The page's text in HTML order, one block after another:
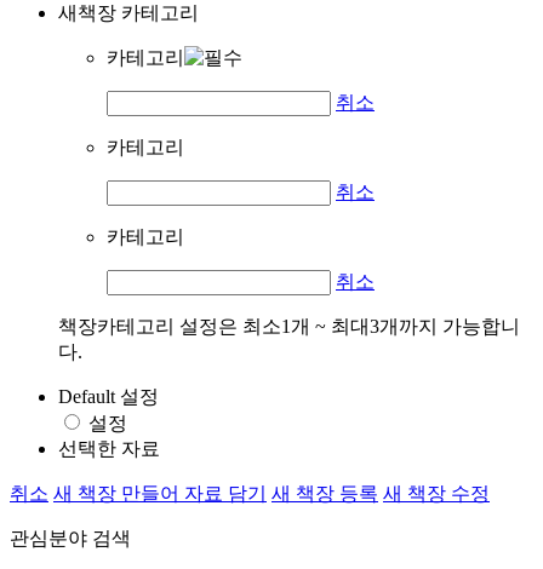
새책장 카테고리
카테고리
취소
카테고리
취소
카테고리
취소
책장카테고리 설정은 최소1개 ~ 최대3개까지 가능합니
다.
Default 설정
설정
선택한 자료
취소 새 책장 만들어 자료 담기 새 책장 등록 새 책장 수정
관심분야 검색